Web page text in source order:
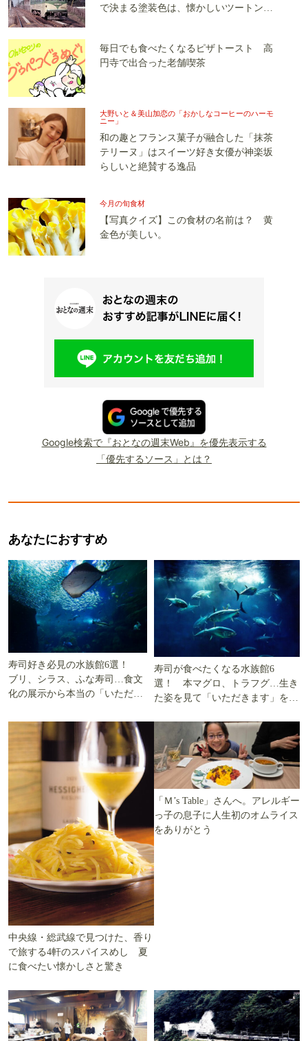
で決まる塗装色は、懐かしいツートンカ
毎日でも食べたくなるピザトースト 高
円寺で出合った老舗喫茶
大野いと＆美山加恋の「おかしなコーヒーのハーモ
ニー」
和の趣とフランス菓子が融合した「抹茶
テリーヌ」はスイーツ好き女優が神楽坂
らしいと絶賛する逸品
今月の旬食材
【写真クイズ】この食材の名前は？ 黄
金色が美しい。
Google検索で『おとなの週末Web』を優先表示する
「優先するソース」とは？
あなたにおすすめ
寿司好き必見の水族館6選！
ブリ、シラス、ふな寿司…食文
化の展示から本当の「いただき
寿司が食べたくなる水族館6
選！ 本マグロ、トラフグ…生き
た姿を見て「いただきます」を考
中央線・総武線で見つけた、香り
で旅する4軒のスパイスめし 夏
に食べたい懐かしさと驚き
「Ｍ’s Table」さんへ。アレルギー
っ子の息子に人生初のオムライス
をありがとう